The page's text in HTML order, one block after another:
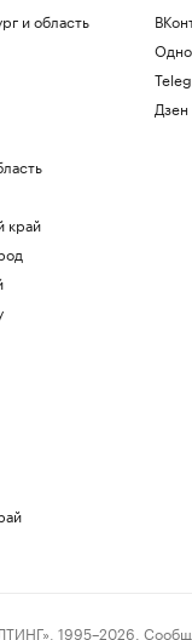
и область
край
Дзен
1995–2026.